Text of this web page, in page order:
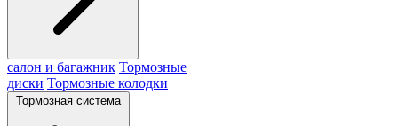
салон и багажник Тормозные
диски Тормозные колодки
Тормозная система